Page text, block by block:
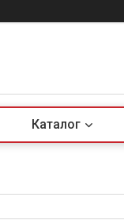
Каталог